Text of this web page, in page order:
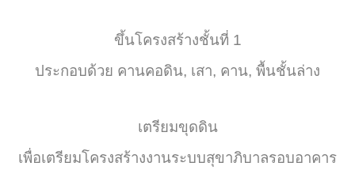
ขึ้นโครงสร้างชั้นที่ 1
ประกอบด้วย คานคอดิน, เสา, คาน, พื้นชั้นล่าง
เตรียมขุดดิน
เพื่อเตรียมโครงสร้างงานระบบสุขาภิบาลรอบอาคาร